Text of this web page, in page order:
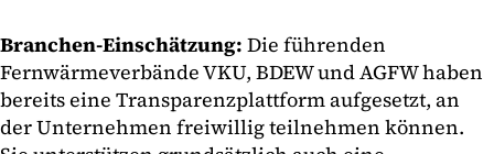
Branchen-Einschätzung: Die führenden
Fernwärmeverbände VKU, BDEW und AGFW haben
bereits eine Transparenzplattform aufgesetzt, an
der Unternehmen freiwillig teilnehmen können.